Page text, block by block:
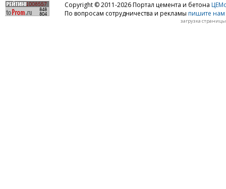
Copyright © 2011-2026 Портал цемента и бетона
По вопросам сотрудничества и рекламы пишите нам
загрузка